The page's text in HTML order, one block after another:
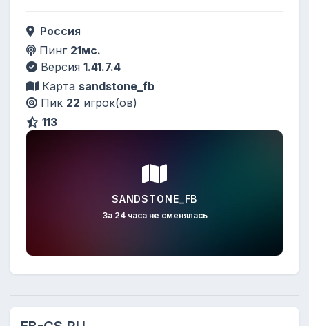
Россия
Пинг 21мс.
Версия 1.41.7.4
Карта sandstone_fb
Пик 22 игрок(ов)
113
SANDSTONE_FB
За 24 часа не сменялась